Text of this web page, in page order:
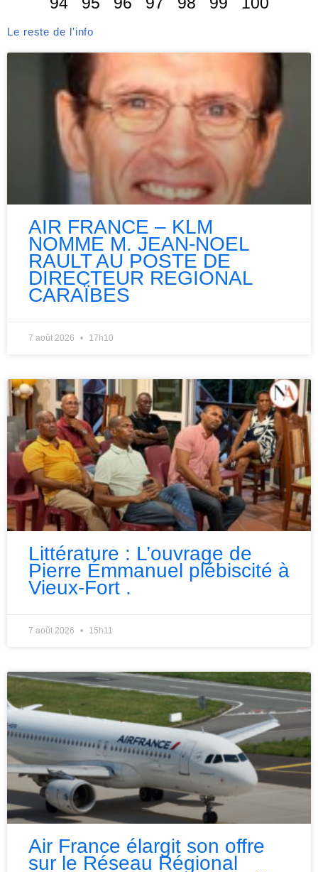
Le reste de l'info
AIR FRANCE – KLM
NOMME M. JEAN-NOEL
RAULT AU POSTE DE
DIRECTEUR REGIONAL
CARAÏBES
7 août 2026 17h10
Littérature : L’ouvrage de
Pierre Émmanuel plébiscité à
Vieux-Fort .
7 août 2026 15h11
Air France élargit son offre
sur le Réseau Régional